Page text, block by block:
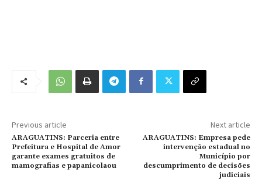
Previous article
ARAGUATINS: Parceria entre
Prefeitura e Hospital de Amor
garante exames gratuitos de
mamografias e papanicolaou
Next article
ARAGUATINS: Empresa pede
intervenção estadual no
Município por
descumprimento de decisões
judiciais